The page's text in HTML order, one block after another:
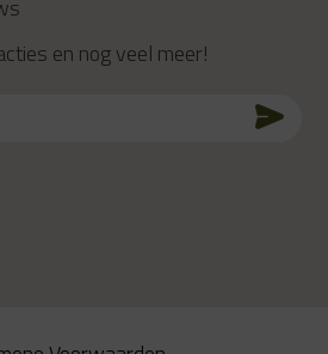
en nog veel meer!